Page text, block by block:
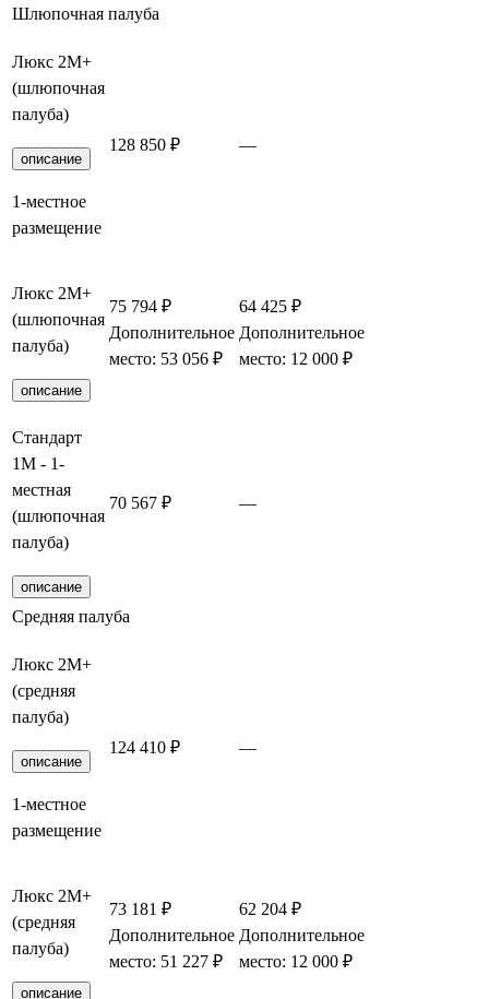
Шлюпочная палуба
Люкс 2М+
(шлюпочная
палуба)
описание
1-местное
размещение
128 850 ₽ —
Люкс 2М+
(шлюпочная
палуба)
описание
75 794 ₽
Дополнительное
место: 53 056 ₽
64 425 ₽
Дополнительное
место: 12 000 ₽
Стандарт
1М - 1-
местная
(шлюпочная
палуба)
описание
70 567 ₽ —
Средняя палуба
Люкс 2М+
(средняя
палуба)
описание
1-местное
размещение
124 410 ₽ —
Люкс 2М+
(средняя
палуба)
описание
73 181 ₽
Дополнительное
место: 51 227 ₽
62 204 ₽
Дополнительное
место: 12 000 ₽